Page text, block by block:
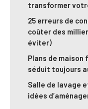
transformer
25 erreurs de
coûter des
éviter)
Plans de maison
séduit toujours
Salle de lavage
idées